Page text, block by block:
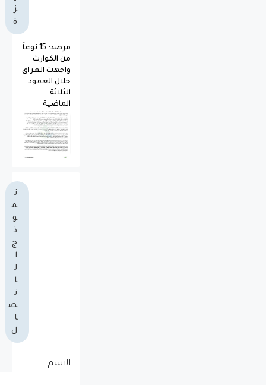
ز
ة
مرصد: 15 نوعاً
من الكوارث
واجهت العراق
خلال العقود
الثلاثة
الماضية
ن
م
و
ذ
ج
ا
ل
ا
ت
ص
ا
ل
الاسم